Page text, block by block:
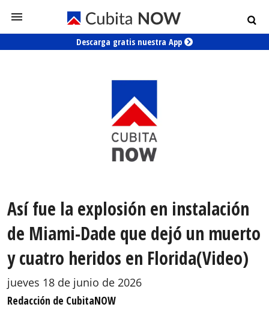
Descarga gratis nuestra App
Así fue la explosión en instalación
de Miami-Dade que dejó un muerto
y cuatro heridos en Florida(Video)
jueves 18 de junio de 2026
Redacción de CubitaNOW